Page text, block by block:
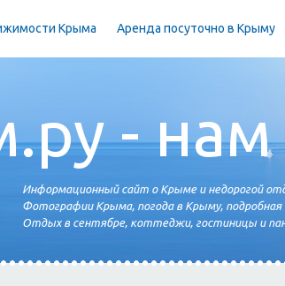
Крыма Аренда посуточно в Крыму
- нам
Информационный сайт о Крыме и недорогой
Фотографии Крыма, погода в Крыму,
Отдых в сентябре, коттеджи, гостиницы и